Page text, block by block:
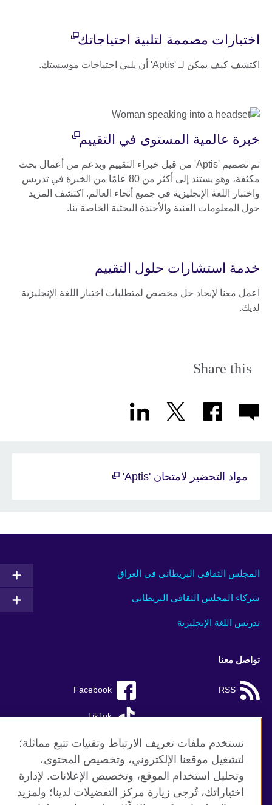
اختبارات مصممة لتلبية احتياجاتك
اكتشف كيف يمكن لـ 'Aptis' أن يلبي احتياجات مؤسستك.
خبرة عالمية المستوى في التقييم
تم تصميم 'Aptis' من قبل خبراء التقييم وبدعم من أعمال بحث
مكثفة، وهو يستند إلى أكثر من 80 عامًا من الخبرة في تدريس
واختبار اللغة الإنجليزية في جميع أنحاء العالم. اكتشف المزيد
حول المعلومات الفنية والأجندة البحثية الخاصة بنا.
خدمة استشارات حلول التقييم
اعمل معنا لإيجاد حل مخصص لمتطلبات اختبار اللغة الإنجليزية
لديك.
Share this
مواد التحضير لامتحان 'Aptis'
المجلس الثقافي البريطاني في العراق
شركاء المجلس الثقافي البريطاني
تدريس اللغة الإنجليزية
تواصل معنا
Facebook RSS
TikTok
موقع المجلس الثقافي البريطاني العالمي
الخصوصية وشروط الاستخدام
نستخدم ملفات تعريف الارتباط وتقنيات تتبع مماثلة؛
لتشغيل موقعنا الإلكتروني، وتخصيص المحتوى،
وتحليل استخدام الموقع، وتخصيص الإعلانات. لإدارة
اختياراتك، تُرجى زيارة مركز التفضيلات لدينا؛ ولمزيد